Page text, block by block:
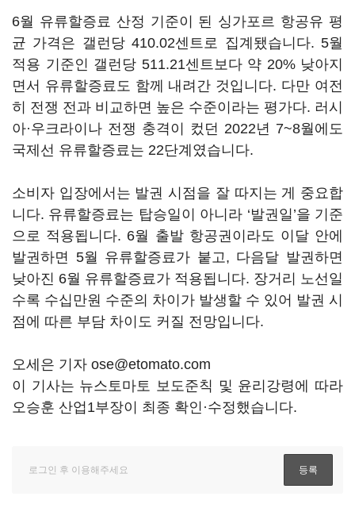
6월 유류할증료 산정 기준이 된 싱가포르 항공유 평
균 가격은 갤런당 410.02센트로 집계됐습니다. 5월
적용 기준인 갤런당 511.21센트보다 약 20% 낮아지
면서 유류할증료도 함께 내려간 것입니다. 다만 여전
히 전쟁 전과 비교하면 높은 수준이라는 평가다. 러시
아·우크라이나 전쟁 충격이 컸던 2022년 7~8월에도
국제선 유류할증료는 22단계였습니다.
소비자 입장에서는 발권 시점을 잘 따지는 게 중요합
니다. 유류할증료는 탑승일이 아니라 ‘발권일’을 기준
으로 적용됩니다. 6월 출발 항공권이라도 이달 안에
발권하면 5월 유류할증료가 붙고, 다음달 발권하면
낮아진 6월 유류할증료가 적용됩니다. 장거리 노선일
수록 수십만원 수준의 차이가 발생할 수 있어 발권 시
점에 따른 부담 차이도 커질 전망입니다.
오세은 기자 ose@etomato.com
이 기사는 뉴스토마토 보도준칙 및 윤리강령에 따라
오승훈 산업1부장이 최종 확인·수정했습니다.